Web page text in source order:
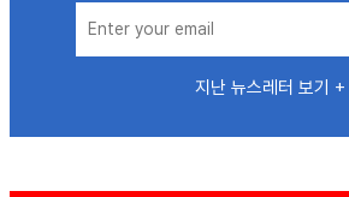
지난 뉴스레터 보기 +